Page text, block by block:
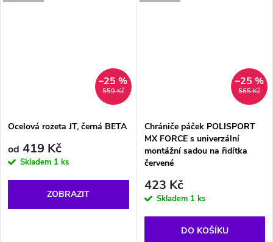
559 Kč
–25 %
Ocelová rozeta JT, černá BETA
od 419 Kč
Skladem 1 ks
ZOBRAZIT
565 Kč
–25 %
Chrániče páček POLISPORT
MX FORCE s univerzální
montážní sadou na řidítka
červené
423 Kč
Skladem 1 ks
DO KOŠÍKU